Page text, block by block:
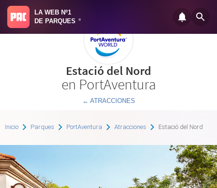
LA WEB Nº1
DE PARQUES
®
Estació del Nord
en PortAventura
← ATRACCIONES
Inicio Parques PortAventura Atracciones Estació del Nord